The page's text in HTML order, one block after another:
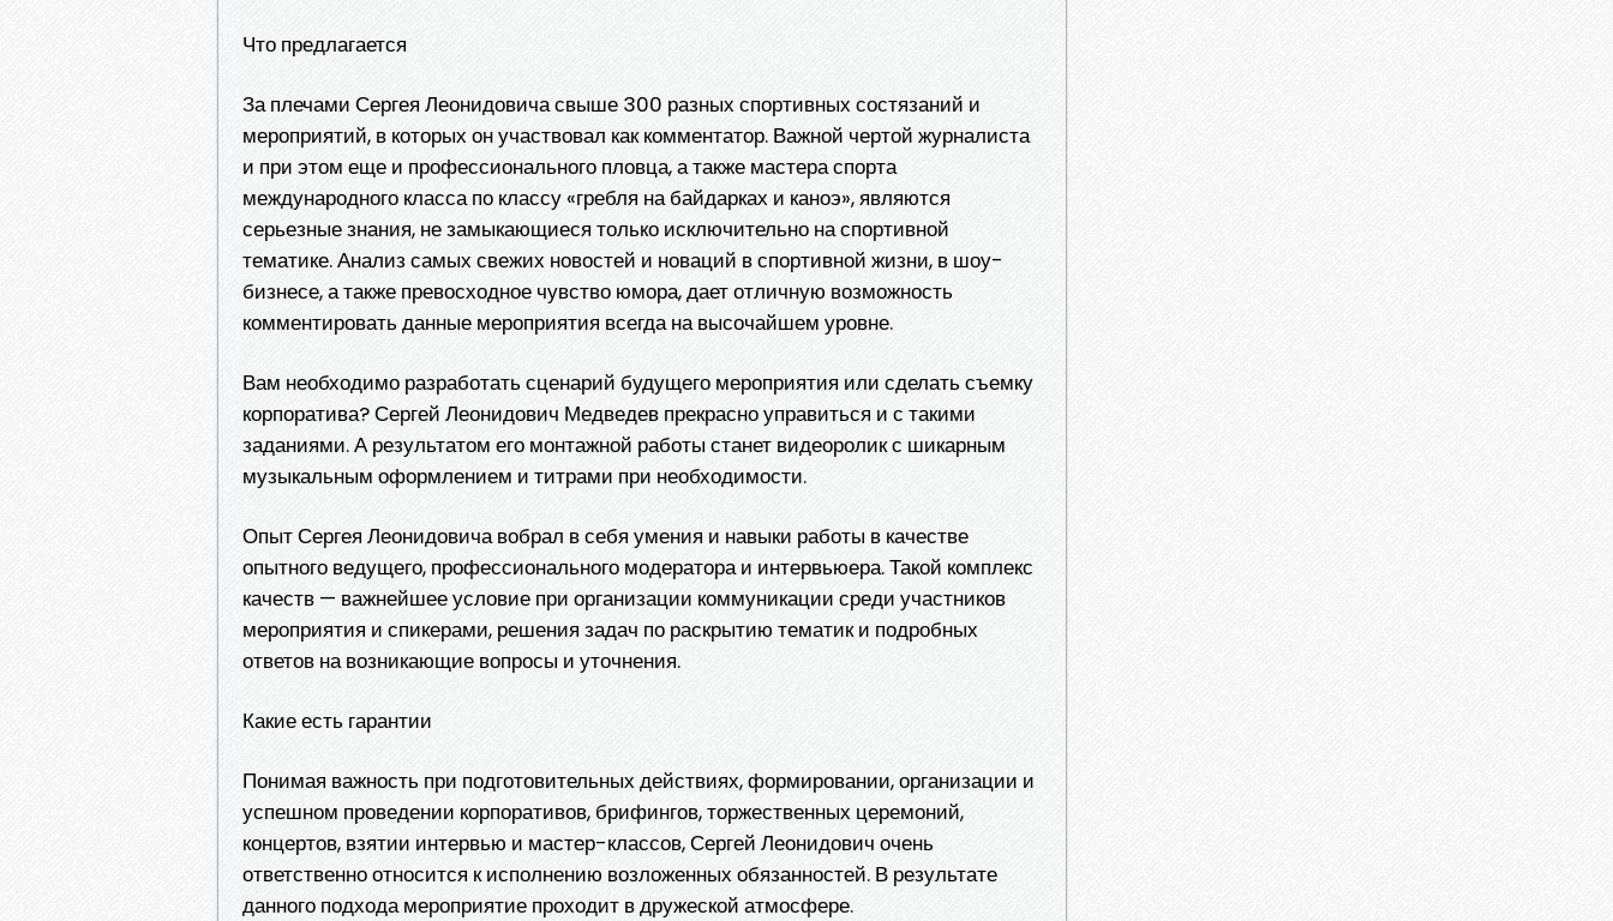
Что предлагается
За плечами Сергея Леонидовича свыше 300 разных спортивных состязаний и
мероприятий, в которых он участвовал как комментатор. Важной чертой журналиста
и при этом еще и профессионального пловца, а также мастера спорта
международного класса по классу «гребля на байдарках и каноэ», являются
серьезные знания, не замыкающиеся только исключительно на спортивной
тематике. Анализ самых свежих новостей и новаций в спортивной жизни, в шоу-
бизнесе, а также превосходное чувство юмора, дает отличную возможность
комментировать данные мероприятия всегда на высочайшем уровне.
Вам необходимо разработать сценарий будущего мероприятия или сделать съемку
корпоратива? Сергей Леонидович Медведев прекрасно управиться и с такими
заданиями. А результатом его монтажной работы станет видеоролик с шикарным
музыкальным оформлением и титрами при необходимости.
Опыт Сергея Леонидовича вобрал в себя умения и навыки работы в качестве
опытного ведущего, профессионального модератора и интервьюера. Такой комплекс
качеств — важнейшее условие при организации коммуникации среди участников
мероприятия и спикерами, решения задач по раскрытию тематик и подробных
ответов на возникающие вопросы и уточнения.
Какие есть гарантии
Понимая важность при подготовительных действиях, формировании, организации и
успешном проведении корпоративов, брифингов, торжественных церемоний,
концертов, взятии интервью и мастер-классов, Сергей Леонидович очень
ответственно относится к исполнению возложенных обязанностей. В результате
данного подхода мероприятие проходит в дружеской атмосфере.